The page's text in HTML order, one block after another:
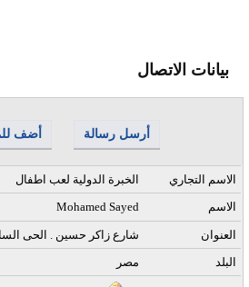
بيانات الاتصال
أضف أرسل رسالة
الخبرة الدولية لعب اطفال
الاسم التجاري
Mohamed Sayed
الاسم
20 شارع زاكر حسين . الحى
العنوان
مصر
البلد